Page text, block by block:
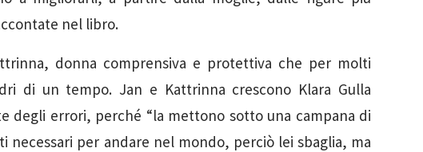
nel libro.
donna comprensiva e protettiva che per molti
di un tempo. Jan e Kattrinna crescono Klara Gulla
degli errori, perché “la mettono sotto una campana di
necessari per andare nel mondo, perciò lei sbaglia, ma